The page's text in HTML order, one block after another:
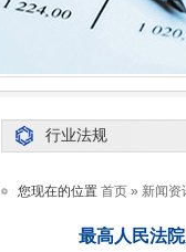
行业法规
您现在的位置 首页 » 新闻资
最高人民法